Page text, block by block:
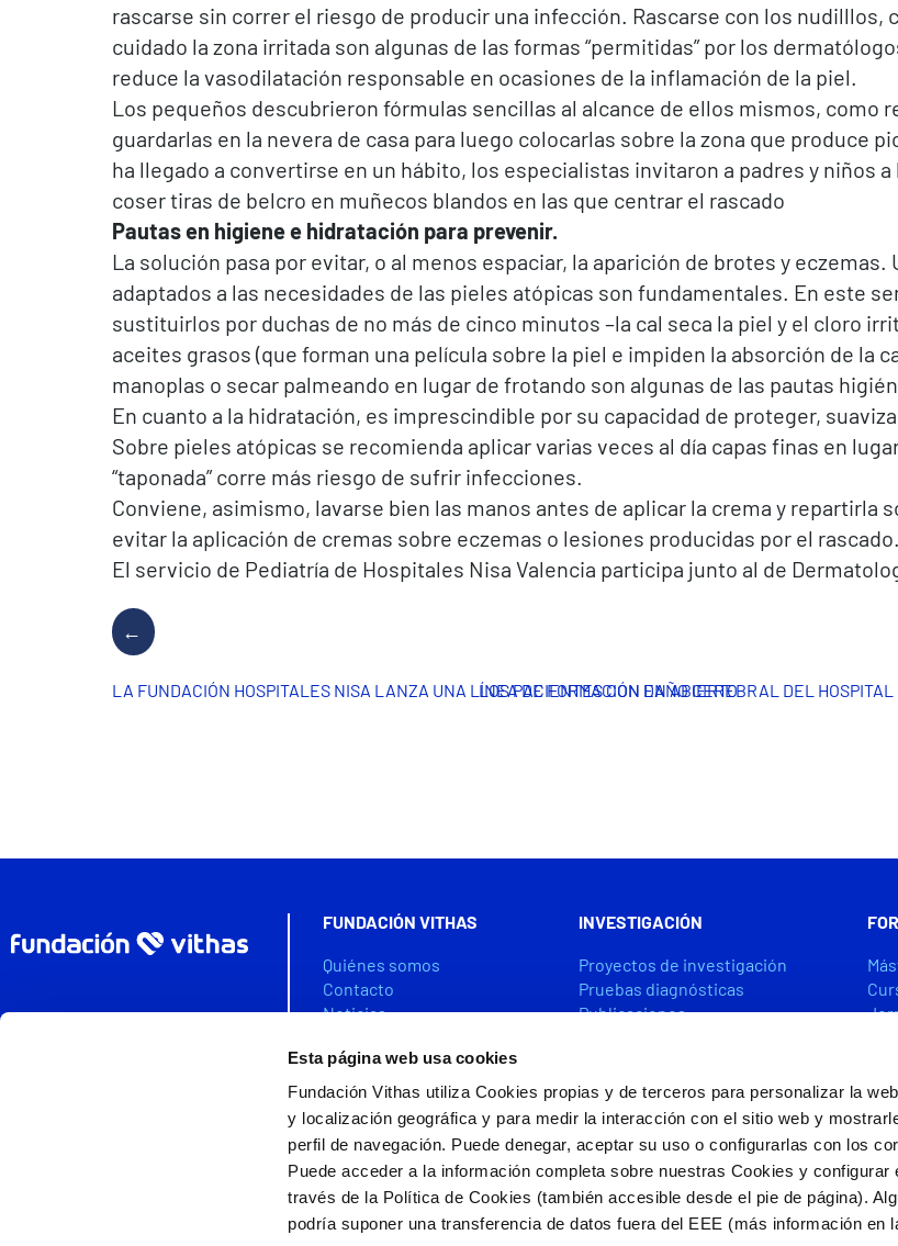
Esta página web usa cookies
Fundación Vithas utiliza Cookies propias y de terceros para personalizar la
y localización geográfica y para medir la interacción con el sitio web y
perfil de navegación. Puede denegar, aceptar su uso o configurarlas con los
Puede acceder a la información completa sobre nuestras Cookies y configurar
través de la Política de Cookies (también accesible desde el pie de página).
podría suponer una transferencia de datos fuera del EEE (más información en
rascarse sin correr el riesgo de producir una infección. Rascarse con los nudilllos,
cuidado la zona irritada son algunas de las formas “permitidas” por los
reduce la vasodilatación responsable en ocasiones de la inflamación de la piel.
Los pequeños descubrieron fórmulas sencillas al alcance de ellos mismos, como
guardarlas en la nevera de casa para luego colocarlas sobre la zona que produce
ha llegado a convertirse en un hábito, los especialistas invitaron a padres y niños
coser tiras de belcro en muñecos blandos en las que centrar el rascado
Pautas en higiene e hidratación para prevenir.
La solución pasa por evitar, o al menos espaciar, la aparición de brotes y
adaptados a las necesidades de las pieles atópicas son fundamentales. En este
sustituirlos por duchas de no más de cinco minutos –la cal seca la piel y el cloro
aceites grasos (que forman una película sobre la piel e impiden la absorción de la
manoplas o secar palmeando en lugar de frotando son algunas de las pautas
En cuanto a la hidratación, es imprescindible por su capacidad de proteger,
Sobre pieles atópicas se recomienda aplicar varias veces al día capas finas en
“taponada” corre más riesgo de sufrir infecciones.
Conviene, asimismo, lavarse bien las manos antes de aplicar la crema y repartirla
evitar la aplicación de cremas sobre eczemas o lesiones producidas por el rascado.
El servicio de Pediatría de Hospitales Nisa Valencia participa junto al de
LA FUNDACIÓN HOSPITALES NISA LANZA UNA LÍNEA DE FORMACIÓN EN ABIERTO
LOS PACIENTES CON DAÑO CEREBRAL DEL
FUNDACIÓN VITHAS
Quiénes somos
Contacto
Noticias
Colabora
VITHAS DATA SPACE
INVESTIGACIÓN
Proyectos de investigación
Pruebas diagnósticas
Publicaciones
CÁTEDRAS
Ayudas cofinanciadas por FEDER/FSE+